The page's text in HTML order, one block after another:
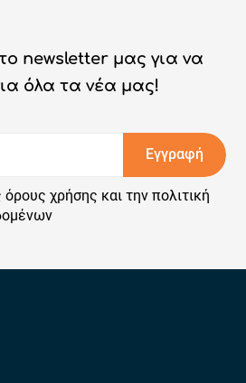
newsletter μας για να
όλα τα νέα μας!
Εγγραφή
όρους χρήσης και τηνπολιτική